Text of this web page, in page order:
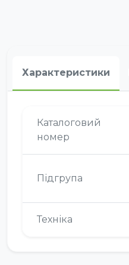
Характеристики
Каталоговий
номер
Підгрупа
Техніка